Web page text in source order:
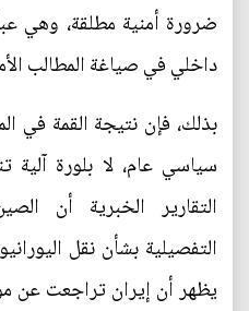
ضرورة أمنية مطلقة، وهي
داخلي في صياغة المطالب
بذلك، فإن نتيجة القمة في
سياسي عام، لا بلورة
التقارير الخبرية أن
التفصيلية بشأن نقل
يظهر أن إيران تراجعت عن